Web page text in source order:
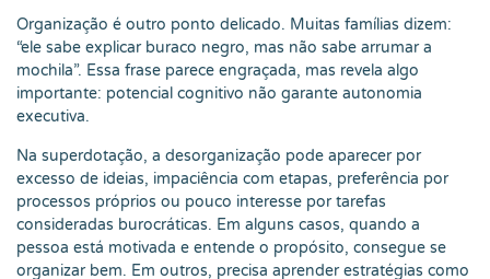
Organização é outro ponto delicado. Muitas famílias dizem:
“ele sabe explicar buraco negro, mas não sabe arrumar a
mochila”. Essa frase parece engraçada, mas revela algo
importante: potencial cognitivo não garante autonomia
executiva.
Na superdotação, a desorganização pode aparecer por
excesso de ideias, impaciência com etapas, preferência por
processos próprios ou pouco interesse por tarefas
consideradas burocráticas. Em alguns casos, quando a
pessoa está motivada e entende o propósito, consegue se
organizar bem. Em outros, precisa aprender estratégias como